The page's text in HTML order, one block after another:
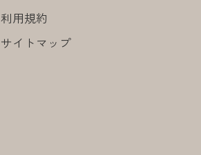
利用規約
サイトマップ